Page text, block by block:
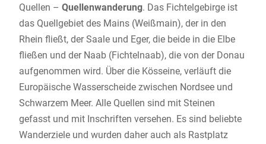
Quellen – Quellenwanderung. Das Fichtelgebirge ist
das Quellgebiet des Mains (Weißmain), der in den
Rhein fließt, der Saale und Eger, die beide in die Elbe
fließen und der Naab (Fichtelnaab), die von der Donau
aufgenommen wird. Über die Kösseine, verläuft die
Europäische Wasserscheide zwischen Nordsee und
Schwarzem Meer. Alle Quellen sind mit Steinen
gefasst und mit Inschriften versehen. Es sind beliebte
Wanderziele und wurden daher auch als Rastplatz